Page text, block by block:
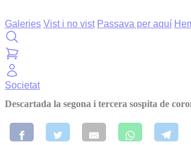
Galeries Vist i no vist Passava per aquí
Societat
Descartada la segona i tercera sospita de